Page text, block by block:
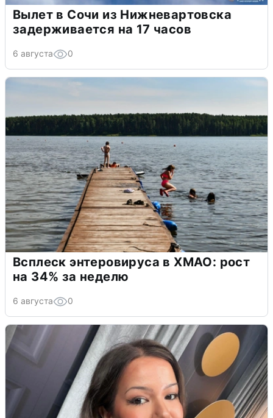
Вылет в Сочи из Нижневартовска
задерживается на 17 часов
6 августа 0
Всплеск энтеровируса в ХМАО: рост
на 34% за неделю
6 августа 0